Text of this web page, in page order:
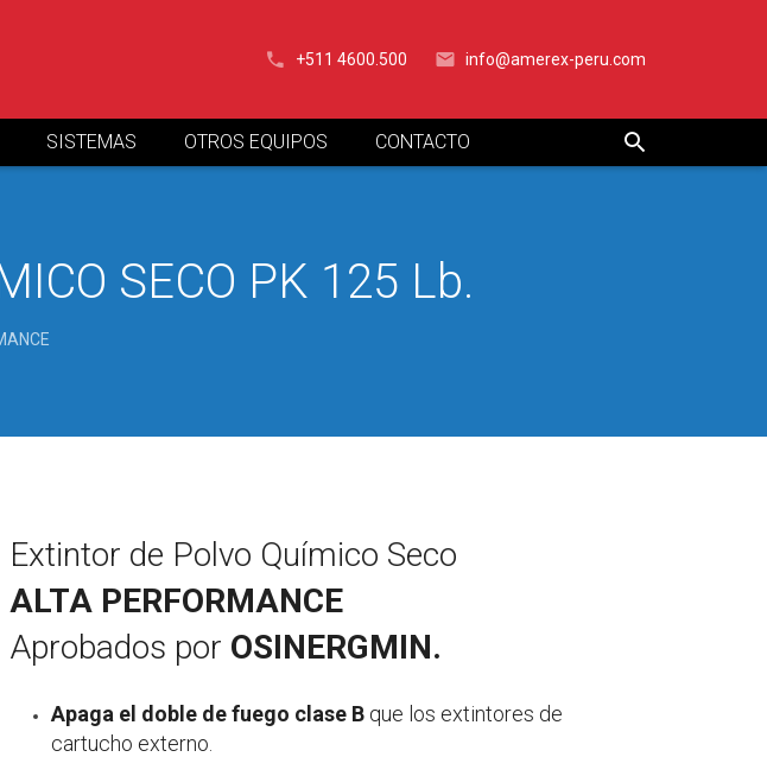
+511 4600.500 info@amerex-peru.com
SISTEMAS OTROS EQUIPOS CONTACTO
SECO PK 125 Lb.
Extintor de Polvo Químico Seco
ALTA PERFORMANCE
Aprobados por OSINERGMIN.
Apaga el doble de fuego clase B que los extintores de
cartucho externo.